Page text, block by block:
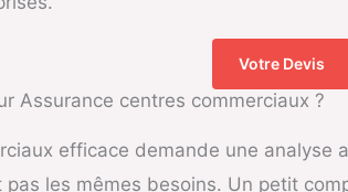
Votre Devis
Assurance centres commerciaux ?
efficace demande une analyse
les mêmes besoins. Un petit